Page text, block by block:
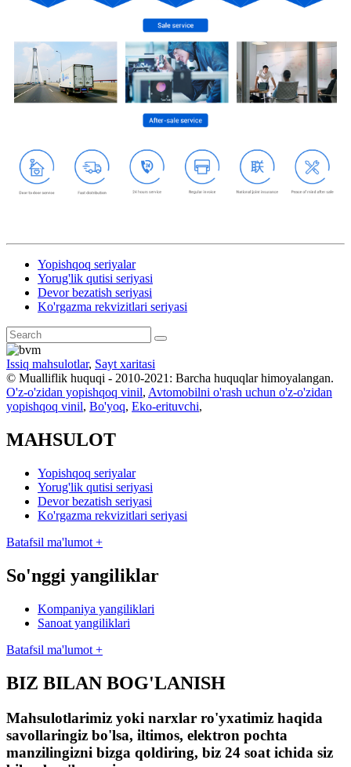
Yopishqoq seriyalar
Yorug'lik qutisi seriyasi
Devor bezatish seriyasi
Ko'rgazma rekvizitlari seriyasi
Issiq mahsulotlar, Sayt xaritasi
© Mualliflik huquqi - 2010-2021: Barcha huquqlar himoyalangan.
O'z-o'zidan yopishqoq vinil, Avtomobilni o'rash uchun o'z-o'zidan
yopishqoq vinil, Bo'yoq, Eko-erituvchi,
MAHSULOT
Yopishqoq seriyalar
Yorug'lik qutisi seriyasi
Devor bezatish seriyasi
Ko'rgazma rekvizitlari seriyasi
Batafsil ma'lumot +
So'nggi yangiliklar
Kompaniya yangiliklari
Sanoat yangiliklari
Batafsil ma'lumot +
BIZ BILAN BOG'LANISH
Mahsulotlarimiz yoki narxlar ro'yxatimiz haqida
savollaringiz bo'lsa, iltimos, elektron pochta
manzilingizni bizga qoldiring, biz 24 soat ichida siz